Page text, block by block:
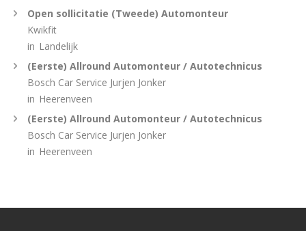
Open sollicitatie (Tweede) Automonteur
Kwikfit
in Landelijk
(Eerste) Allround Automonteur / Autotechnicus
Bosch Car Service Jurjen Jonker
in Heerenveen
(Eerste) Allround Automonteur / Autotechnicus
Bosch Car Service Jurjen Jonker
in Heerenveen